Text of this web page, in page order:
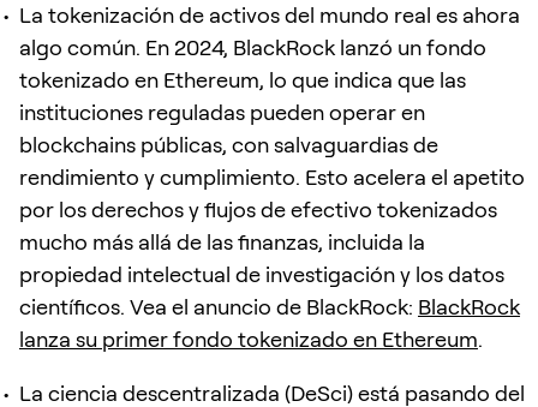
La tokenización de activos del mundo real es ahora
algo común. En 2024, BlackRock lanzó un fondo
tokenizado en Ethereum, lo que indica que las
instituciones reguladas pueden operar en
blockchains públicas, con salvaguardias de
rendimiento y cumplimiento. Esto acelera el apetito
por los derechos y flujos de efectivo tokenizados
mucho más allá de las finanzas, incluida la
propiedad intelectual de investigación y los datos
científicos. Vea el anuncio de BlackRock: BlackRock
lanza su primer fondo tokenizado en Ethereum.
La ciencia descentralizada (DeSci) está pasando del